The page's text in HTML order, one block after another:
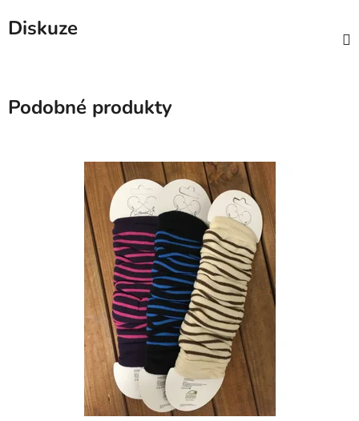
Diskuze
Podobné produkty